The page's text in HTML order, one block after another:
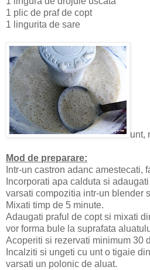
1 plic de praf de copt
1 lingurita de sare
unt,
Mod de preparare:
Intr-un castron adanc amestecati,
Incorporati apa calduta si
varsati compozitia intr-un blender
Mixati timp de 5 minute.
Adaugati praful de copt si mixati
vor forma bule la suprafata
Acoperiti si rezervati minimum 30
Incalziti si ungeti cu unt o tigaie
varsati un polonic de aluat.